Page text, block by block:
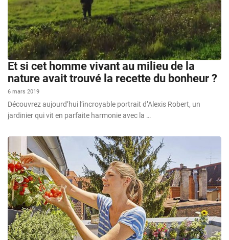
Et si cet homme vivant au milieu de la
nature avait trouvé la recette du bonheur ?
6 mars 2019
Découvrez aujourd’hui l’incroyable portrait d’Alexis Robert, un
jardinier qui vit en parfaite harmonie avec la …